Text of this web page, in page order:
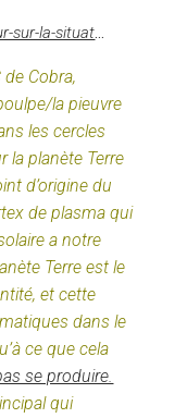
sur-la-situat…
Cobra,
la pieuvre
les cercles
la planète Terre
d’origine du
de plasma qui
a notre
Terre est le
et cette
dans le
ce que cela
se produire.
qui